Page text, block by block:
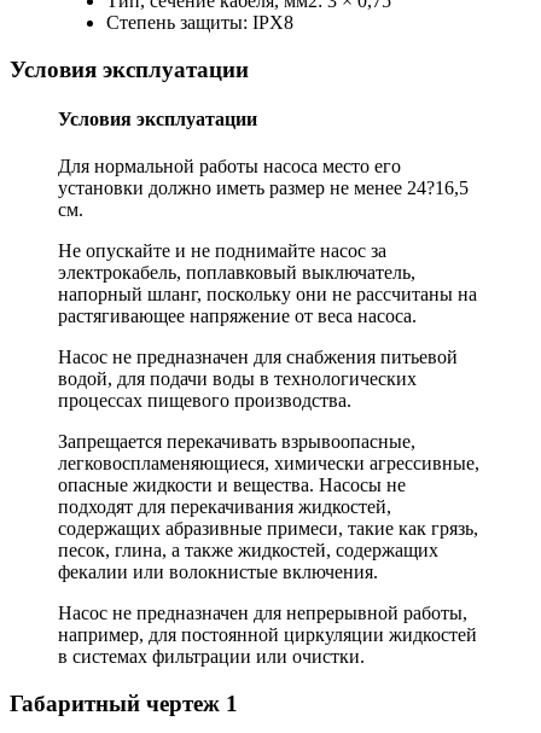
Степень защиты: IPX8
Условия эксплуатации
Условия эксплуатации
Для нормальной работы насоса место его
установки должно иметь размер не менее 24?16,5
см.
Не опускайте и не поднимайте насос за
электрокабель, поплавковый выключатель,
напорный шланг, поскольку они не рассчитаны на
растягивающее напряжение от веса насоса.
Насос не предназначен для снабжения питьевой
водой, для подачи воды в технологических
процессах пищевого производства.
Запрещается перекачивать взрывоопасные,
легковоспламеняющиеся, химически агрессивные,
опасные жидкости и вещества. Насосы не
подходят для перекачивания жидкостей,
содержащих абразивные примеси, такие как грязь,
песок, глина, а также жидкостей, содержащих
фекалии или волокнистые включения.
Насос не предназначен для непрерывной работы,
например, для постоянной циркуляции жидкостей
в системах фильтрации или очистки.
Габаритный чертеж 1